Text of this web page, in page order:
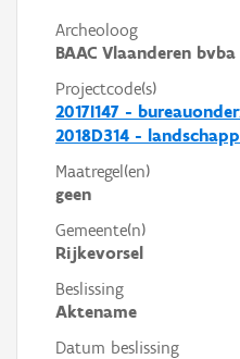
Archeoloog
BAAC Vlaanderen bvba
Projectcode(s)
2017I147 -
2018D314 -
Maatregel(en)
geen
Gemeente(n)
Rijkevorsel
Beslissing
Aktename
Datum beslissing